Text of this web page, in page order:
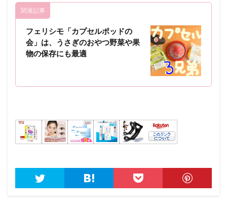
関連記事
フェリシモ「カプセルポッドの
会」は、うさぎのおやつ野菜や果
物の保存にも最適